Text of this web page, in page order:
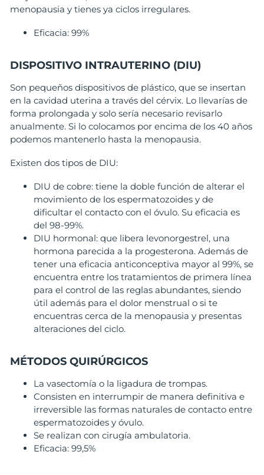
menopausia y tienes ya ciclos irregulares.
Eficacia: 99%
DISPOSITIVO INTRAUTERINO (DIU)
Son pequeños dispositivos de plástico, que se insertan
en la cavidad uterina a través del cérvix. Lo llevarías de
forma prolongada y solo sería necesario revisarlo
anualmente. Si lo colocamos por encima de los 40 años
podemos mantenerlo hasta la menopausia.
Existen dos tipos de DIU:
DIU de cobre: tiene la doble función de alterar el
movimiento de los espermatozoides y de
dificultar el contacto con el óvulo. Su eficacia es
del 98-99%.
DIU hormonal: que libera levonorgestrel, una
hormona parecida a la progesterona. Además de
tener una eficacia anticonceptiva mayor al 99%, se
encuentra entre los tratamientos de primera línea
para el control de las reglas abundantes, siendo
útil además para el dolor menstrual o si te
encuentras cerca de la menopausia y presentas
alteraciones del ciclo.
MÉTODOS QUIRÚRGICOS
La vasectomía o la ligadura de trompas.
Consisten en interrumpir de manera definitiva e
irreversible las formas naturales de contacto entre
espermatozoides y óvulo.
Se realizan con cirugía ambulatoria.
Eficacia: 99,5%